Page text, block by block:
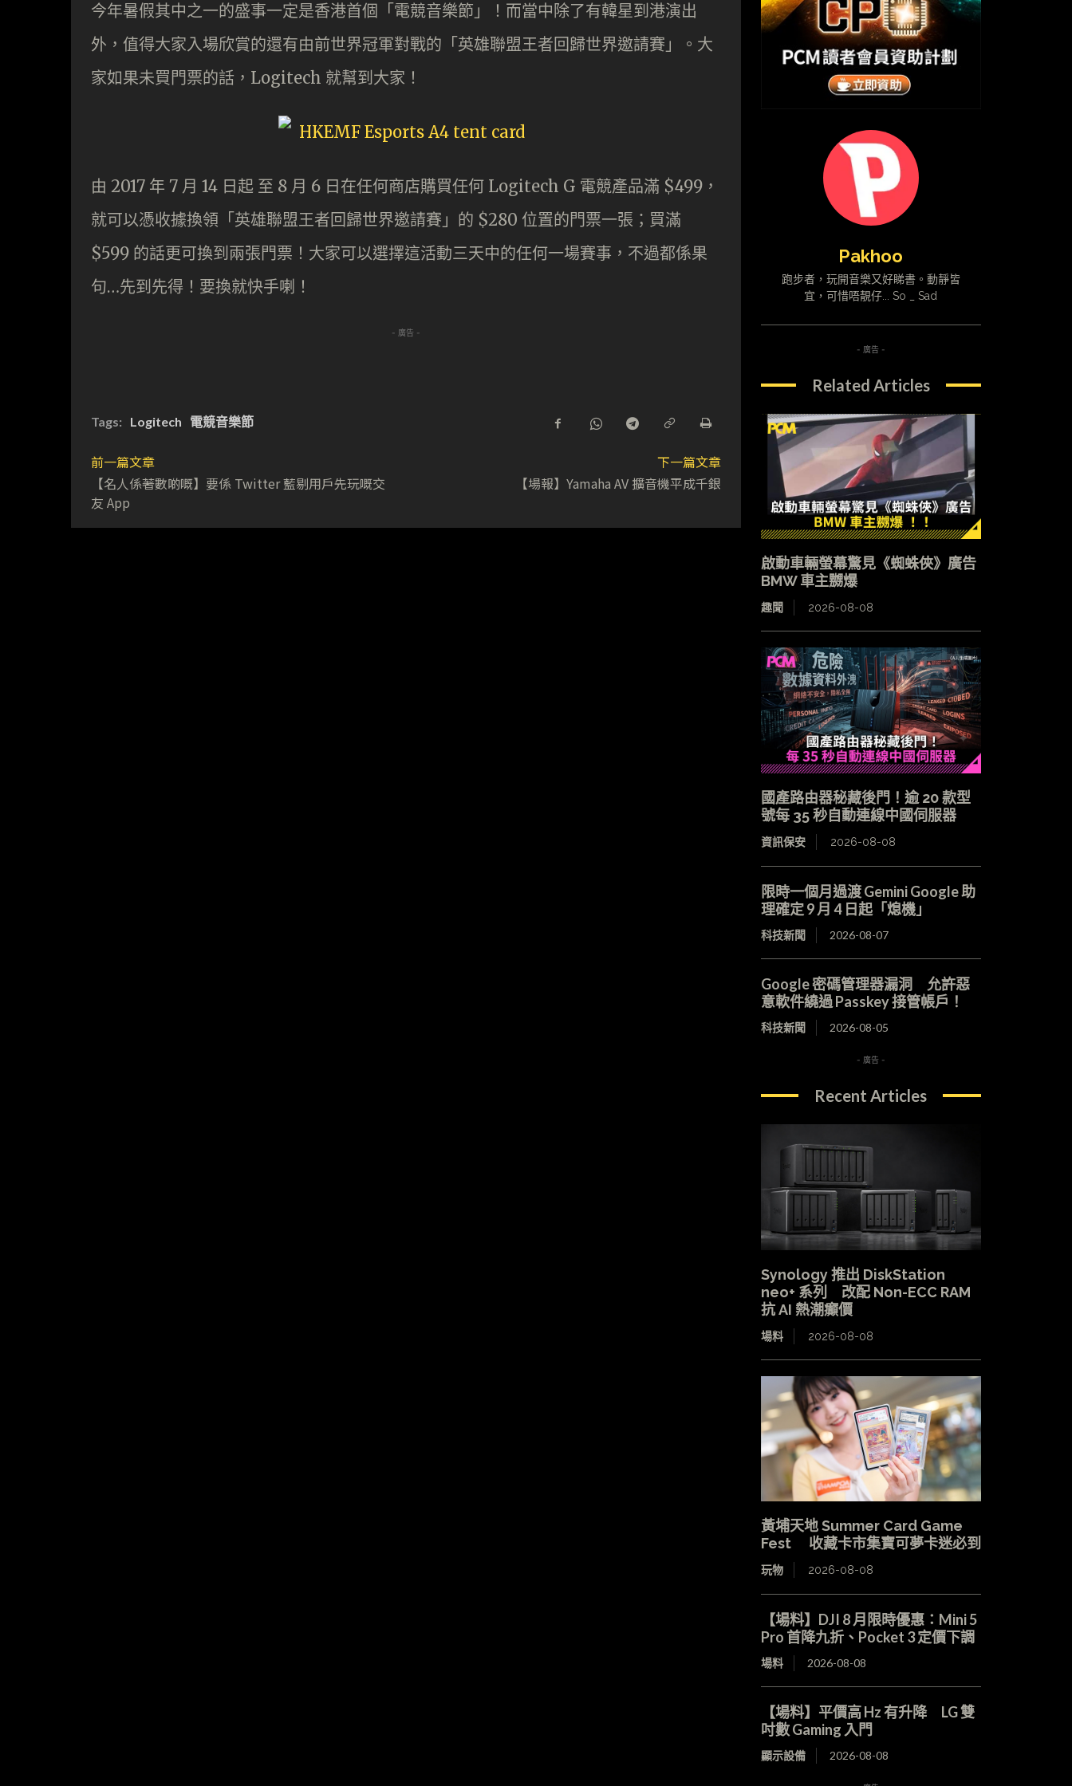
今年暑假其中之一的盛事一定是香港首個「電競音樂節」！而當中除了有韓星到港演出
外，值得大家入場欣賞的還有由前世界冠軍對戰的「英雄聯盟王者回歸世界邀請賽」。大
家如果未買門票的話，Logitech 就幫到大家！
由 2017 年 7 月 14 日起 至 8 月 6 日在任何商店購買任何 Logitech G 電競產品滿 $499，
就可以憑收據換領「英雄聯盟王者回歸世界邀請賽」的 $280 位置的門票一張；買滿
$599 的話更可換到兩張門票！大家可以選擇這活動三天中的任何一場賽事，不過都係果
句…先到先得！要換就快手喇！
- 廣告 -
Tags: Logitech 電競音樂節
前一篇文章
【名人係著數啲嘅】要係 Twitter 藍剔用戶先玩嘅交
友 App
下一篇文章
【場報】Yamaha AV 擴音機平成千銀
Pakhoo
跑步者，玩開音樂又好睇書。動靜皆
宜，可惜唔靚仔... So _ Sad
- 廣告 -
Related Articles
啟動車輛螢幕驚見《蜘蛛俠》廣告
BMW 車主嬲爆
趣聞 2026-08-08
國產路由器秘藏後門！逾 20 款型
號每 35 秒自動連線中國伺服器
資訊保安 2026-08-08
限時一個月過渡 Gemini Google 助
理確定 9 月 4 日起「熄機」
科技新聞 2026-08-07
Google 密碼管理器漏洞 允許惡
意軟件繞過 Passkey 接管帳戶！
科技新聞 2026-08-05
- 廣告 -
Recent Articles
Synology 推出 DiskStation
neo+ 系列 改配 Non-ECC RAM
抗 AI 熱潮癲價
場料 2026-08-08
黃埔天地 Summer Card Game
Fest 收藏卡市集寶可夢卡迷必到
玩物 2026-08-08
【場料】DJI 8 月限時優惠：Mini 5
Pro 首降九折、Pocket 3 定價下調
場料 2026-08-08
【場料】平價高 Hz 有升降 LG 雙
吋數 Gaming 入門
顯示設備 2026-08-08